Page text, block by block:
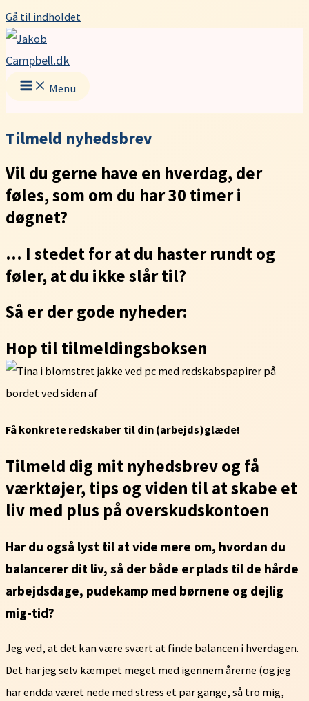
Gå til indholdet
Campbell.dk
Menu
Tilmeld nyhedsbrev
Vil du gerne have en hverdag, der
føles, som om du har 30 timer i
døgnet?
… I stedet for at du haster rundt og
føler, at du ikke slår til?
Så er der gode nyheder:
Hop til tilmeldingsboksen
Få konkrete redskaber til din (arbejds)glæde!
Tilmeld dig mit nyhedsbrev og få
værktøjer, tips og viden til at skabe et
liv med plus på overskudskontoen
Har du også lyst til at vide mere om, hvordan du
balancerer dit liv, så der både er plads til de hårde
arbejdsdage, pudekamp med børnene og dejlig
mig-tid?
Jeg ved, at det kan være svært at finde balancen i hverdagen.
Det har jeg selv kæmpet meget med igennem årerne (og jeg
har endda været nede med stress et par gange, så tro mig,